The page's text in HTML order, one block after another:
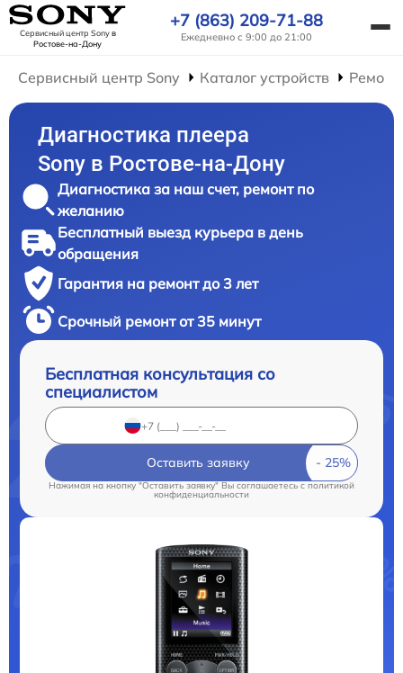
Сервисный центр Sonyв
Ростове-на-Дону
+7 (863) 209-71-88
Ежедневно с 9:00 до 21:00
Сервисный центр Sony Каталог устройств
Диагностика плеера
Sony в Ростове-на-Дону
Диагностика за наш счет, ремонт по
желанию
Бесплатный выезд курьера в день
обращения
Гарантия на ремонт до 3 лет
Срочный ремонт от 35 минут
Бесплатная консультация со
специалистом
Оставить заявку
Нажимая на кнопку "Оставить заявку" Вы соглашаетесь c политикой
конфиденциальности